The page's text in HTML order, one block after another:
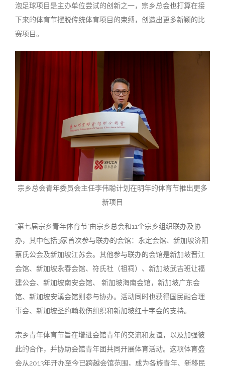
泡足球项目是主办单位尝试的创新之一，宗乡总会也打算在接
下来的体育节摆脱传统体育项目的束缚，创造出更多新颖的比
赛项目。
宗乡总会青年委员会主任李伟聪计划在明年的体育节推出更多
新项目
“第七届宗乡青年体育节”由宗乡总会和11个宗乡组织联办及协
办，其中包括3家首次参与联办的会馆：永定会馆、新加坡济阳
蔡氏公会及新加坡江苏会。其他参与联办的会馆是新加坡晋江
会馆、新加坡永春会馆、符氏社（祖祠）、新加坡武吉班让福
建公会、新加坡南安会馆、 新加坡海南会馆，新加坡广东会
馆、新加坡安溪会馆则参与协办。活动同时也获得国民融合理
事会、新加坡圣约翰救伤组织和新加坡红十字会的支持。
宗乡青年体育节旨在增进会馆青年的交流和友谊，以及加强彼
此的合作，并协助会馆青年团共同开展体育活动。这项体育盛
会从2013年开办至今已跨越会馆范围，成为各族青年、新移民